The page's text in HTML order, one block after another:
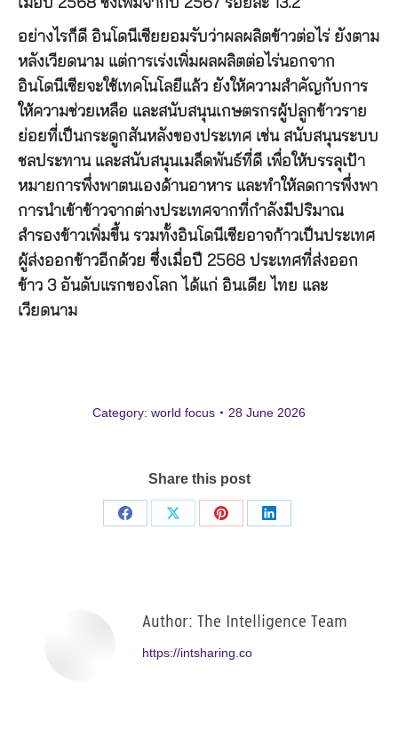
เมื่อปี 2568 ซึ่งเพิ่มจากปี 2567 ร้อยละ 13.2
อย่างไรก็ดี อินโดนีเซียยอมรับว่าผลผลิตข้าวต่อไร่ ยังตาม
หลังเวียดนาม แต่การเร่งเพิ่มผลผลิตต่อไร่นอกจาก
อินโดนีเซียจะใช้เทคโนโลยีแล้ว ยังให้ความสำคัญกับการ
ให้ความช่วยเหลือ และสนับสนุนเกษตรกรผู้ปลูกข้าวราย
ย่อยที่เป็นกระดูกสันหลังของประเทศ เช่น สนับสนุนระบบ
ชลประทาน และสนับสนุนเมล็ดพันธ์ที่ดี เพื่อให้บรรลุเป้า
หมายการพึ่งพาตนเองด้านอาหาร และทำให้ลดการพึ่งพา
การนำเข้าข้าวจากต่างประเทศจากที่กำลังมีปริมาณ
สำรองข้าวเพิ่มขึ้น รวมทั้งอินโดนีเซียอาจก้าวเป็นประเทศ
ผู้ส่งออกข้าวอีกด้วย ซึ่งเมื่อปี 2568 ประเทศที่ส่งออก
ข้าว 3 อันดับแรกของโลก ได้แก่ อินเดีย ไทย และ
เวียดนาม
Category: world focus 28 June 2026
Share this post
Share
Share
Share
Share
Author: The Intelligence Team
https://intsharing.co